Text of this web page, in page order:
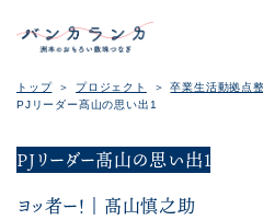
トップ プロジェクト
卒業生活動拠点
PJリーダー髙山の思い出1
PJリーダー髙山の思い出1
ヨッ者ー！｜髙山慎之助